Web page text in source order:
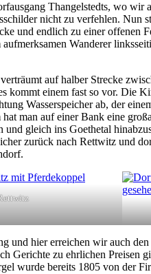
Thangelstedts, wo
nicht zu verfehlen. Nun
und endlich zu einer offenen
Wanderer
auf halber Strecke
kommt einem fast so vor. Die
Wasserspeicher ab, der
man auf einer Bank eine
gleich ins Goethetal
zurück nach Rettwitz und
und hier erreichen wir auch
Gerichte zu ehrlichen Preisen
wurde bereits 1805 von der